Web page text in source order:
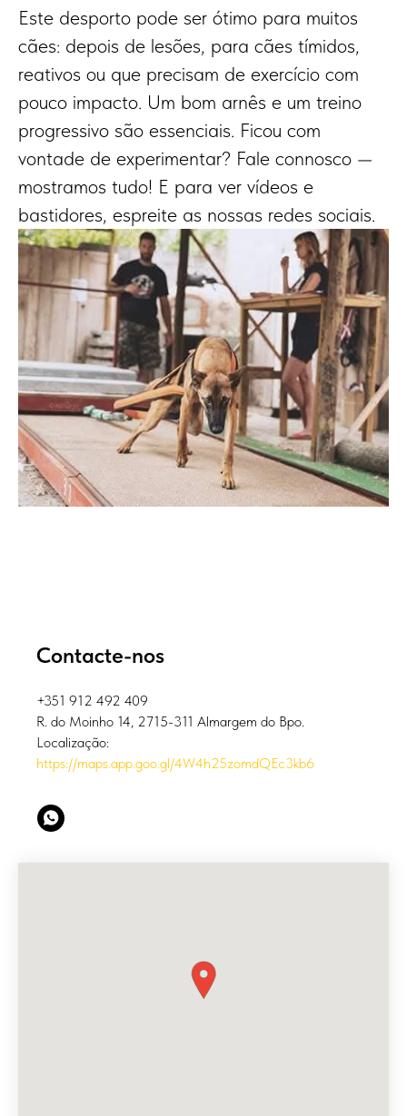
Este desporto pode ser ótimo para muitos
cães: depois de lesões, para cães tímidos,
reativos ou que precisam de exercício com
pouco impacto. Um bom arnês e um treino
progressivo são essenciais. Ficou com
vontade de experimentar? Fale connosco —
mostramos tudo! E para ver vídeos e
bastidores, espreite as nossas redes sociais.
Contacte-nos
+351 912 492 409
R. do Moinho 14, 2715-311 Almargem do Bpo.
Localização:
https://maps.app.goo.gl/4W4h25zomdQEc3kb6